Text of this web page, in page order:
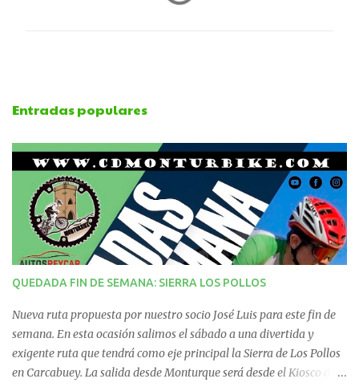
t
a
r
i
o
s
Entradas populares
QUEDADA FIN DE SEMANA: SIERRA LOS POLLOS
Nueva ruta propuesta por nuestro socio José Luis para este fin de
semana. En esta ocasión salimos el sábado a una divertida y
exigente ruta que tendrá como eje principal la Sierra de Los Pollos
en Carcabuey. La salida desde Monturque será desde el Kiosco de